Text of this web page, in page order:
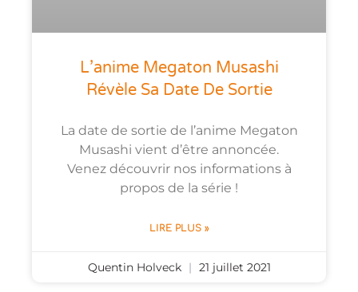
L’anime Megaton Musashi
Révèle Sa Date De Sortie
La date de sortie de l’anime Megaton
Musashi vient d’être annoncée.
Venez découvrir nos informations à
propos de la série !
LIRE PLUS »
Quentin Holveck 21 juillet 2021